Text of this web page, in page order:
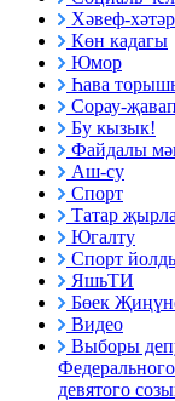
Хәвеф-хәтәр
Көн кадагы
Юмор
Һава
Сорау-җавап
Бу кызык!
Файдалы
Аш-су
Спорт
Татар
Югалту
Спорт
ЯшьТИ
Бөек
Видео
Выборы
девятого